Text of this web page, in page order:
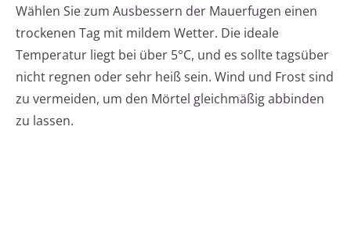
Wählen Sie zum Ausbessern der Mauerfugen einen
trockenen Tag mit mildem Wetter. Die ideale
Temperatur liegt bei über 5°C, und es sollte tagsüber
nicht regnen oder sehr heiß sein. Wind und Frost sind
zu vermeiden, um den Mörtel gleichmäßig abbinden
zu lassen.